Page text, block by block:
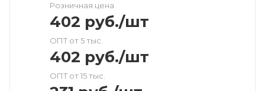
Розничная цена
402 руб./шт
ОПТ от 5 тыс.
402 руб./шт
ОПТ от 15 тыс.